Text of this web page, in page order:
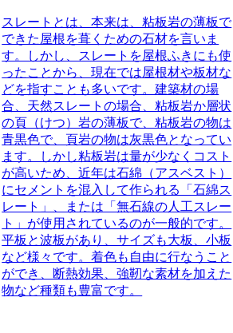
スレートとは、本来は、粘板岩の薄板で
できた屋根を葺くための石材を言いま
す。しかし、スレートを屋根ふきにも使
ったことから、現在では屋根材や板材な
どを指すことも多いです。建築材の場
合、天然スレートの場合、粘板岩か層状
の頁（けつ）岩の薄板で、粘板岩の物は
青黒色で、頁岩の物は灰黒色となってい
ます。しかし粘板岩は量が少なくコスト
が高いため、近年は石綿（アスベスト）
にセメントを混入して作られる「石綿ス
レート」、または「無石線の人工スレー
ト」が使用されているのが一般的です。
平板と波板があり、サイズも大板、小板
など様々です。着色も自由に行なうこと
ができ、断熱効果、強靭な素材を加えた
物など種類も豊富です。